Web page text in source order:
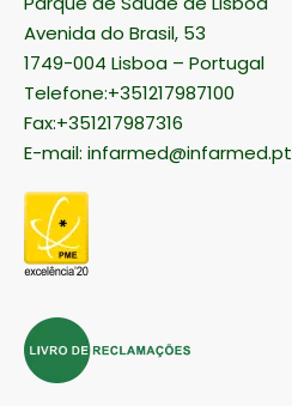
Avenida do Brasil, 53
1749-004 Lisboa – Portugal
Telefone:+351217987100
Fax:+351217987316
E-mail: infarmed@infarmed.pt